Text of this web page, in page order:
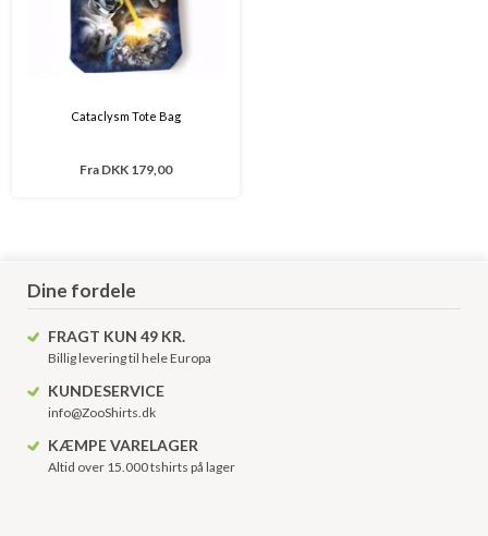
Cataclysm Tote Bag
Fra DKK 179,00
Dine fordele
FRAGT KUN 49 KR.
Billig levering til hele Europa
KUNDESERVICE
info@ZooShirts.dk
KÆMPE VARELAGER
Altid over 15.000 tshirts på lager